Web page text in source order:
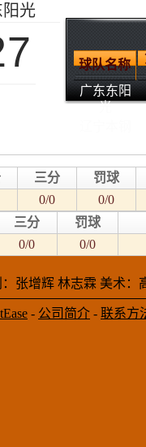
阳光
球队名称
广东东阳
光
三分 罚球
0/0 0/0
三分 罚球
0/0 0/0
：张增辉 林志霖 美术
- 公司简介 - 联系方